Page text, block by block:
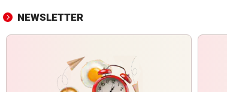
NEWSLETTER